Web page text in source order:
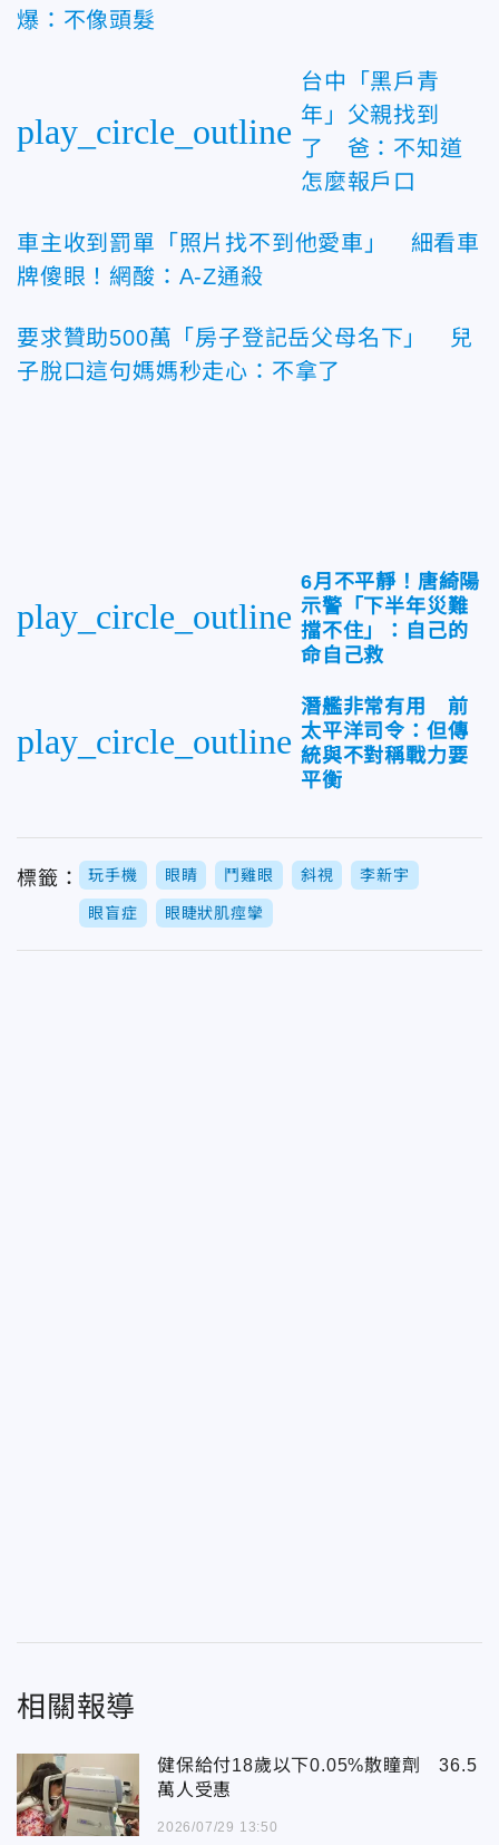
爆：不像頭髮
play_circle_outline
台中「黑戶青
年」父親找到
了 爸：不知道
怎麼報戶口
車主收到罰單「照片找不到他愛車」 細看車
牌傻眼！網酸：A-Z通殺
要求贊助500萬「房子登記岳父母名下」 兒
子脫口這句媽媽秒走心：不拿了
play_circle_outline
6月不平靜！唐綺陽
示警「下半年災難
擋不住」：自己的
命自己救
play_circle_outline
潛艦非常有用 前
太平洋司令：但傳
統與不對稱戰力要
平衡
標籤： 玩手機 眼睛 鬥雞眼 斜視 李新宇
眼盲症 眼睫狀肌痙攣
相關報導
健保給付18歲以下0.05%散瞳劑 36.5
萬人受惠
2026/07/29 13:50